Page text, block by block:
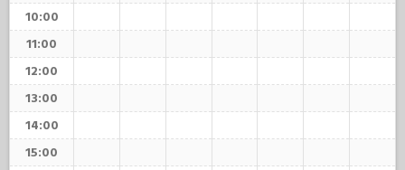
10:00
11:00
12:00
13:00
14:00
15:00